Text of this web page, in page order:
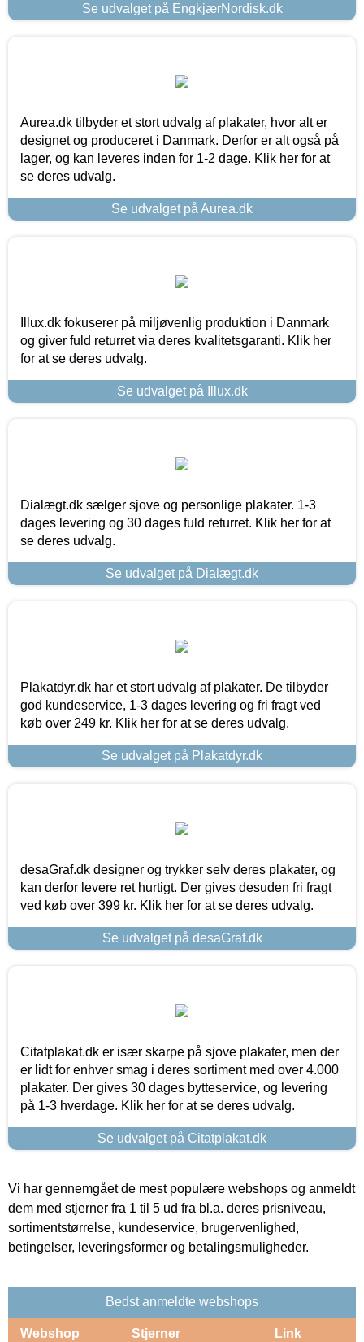
Se udvalget på EngkjærNordisk.dk
Aurea.dk tilbyder et stort udvalg af plakater, hvor alt er
designet og produceret i Danmark. Derfor er alt også på
lager, og kan leveres inden for 1-2 dage. Klik her for at
se deres udvalg.
Se udvalget på Aurea.dk
Illux.dk fokuserer på miljøvenlig produktion i Danmark
og giver fuld returret via deres kvalitetsgaranti. Klik her
for at se deres udvalg.
Se udvalget på Illux.dk
Dialægt.dk sælger sjove og personlige plakater. 1-3
dages levering og 30 dages fuld returret. Klik her for at
se deres udvalg.
Se udvalget på Dialægt.dk
Plakatdyr.dk har et stort udvalg af plakater. De tilbyder
god kundeservice, 1-3 dages levering og fri fragt ved
køb over 249 kr. Klik her for at se deres udvalg.
Se udvalget på Plakatdyr.dk
desaGraf.dk designer og trykker selv deres plakater, og
kan derfor levere ret hurtigt. Der gives desuden fri fragt
ved køb over 399 kr. Klik her for at se deres udvalg.
Se udvalget på desaGraf.dk
Citatplakat.dk er især skarpe på sjove plakater, men der
er lidt for enhver smag i deres sortiment med over 4.000
plakater. Der gives 30 dages bytteservice, og levering
på 1-3 hverdage. Klik her for at se deres udvalg.
Se udvalget på Citatplakat.dk
Vi har gennemgået de mest populære webshops og anmeldt
dem med stjerner fra 1 til 5 ud fra bl.a. deres prisniveau,
sortimentstørrelse, kundeservice, brugervenlighed,
betingelser, leveringsformer og betalingsmuligheder.
Bedst anmeldte webshops
Webshop Stjerner Link